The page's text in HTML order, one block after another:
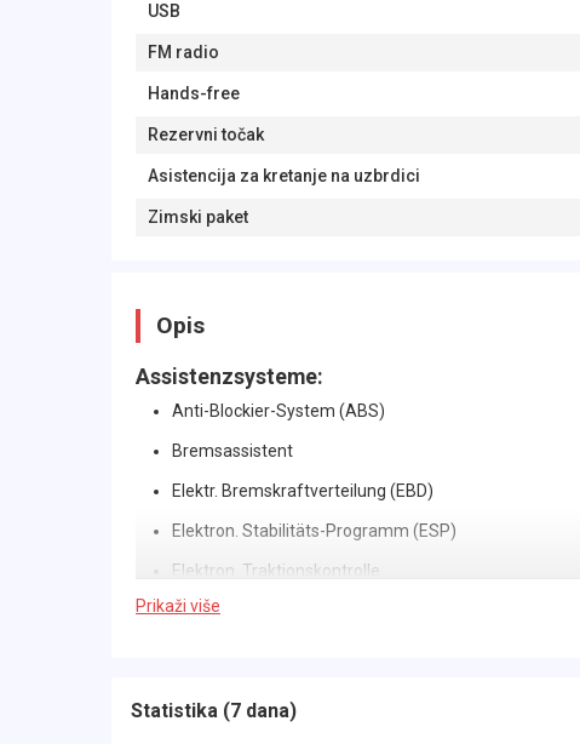
USB
FM radio
Hands-free
Rezervni točak
Asistencija za kretanje na uzbrdici
Zimski paket
Opis
Assistenzsysteme:
Anti-Blockier-System (ABS)
Bremsassistent
Elektr. Bremskraftverteilung (EBD)
Elektron. Stabilitäts-Programm (ESP)
Elektron. Traktionskontrolle
Fahrassistenz-System: Berganfahr-Assistent (HSA
Prikaži više
Statistika (7 dana)